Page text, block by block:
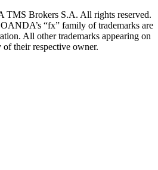
TMS Brokers S.A. All rights reserved.
“fx” family of trademarks are
All other trademarks appearing on
their respective owner.